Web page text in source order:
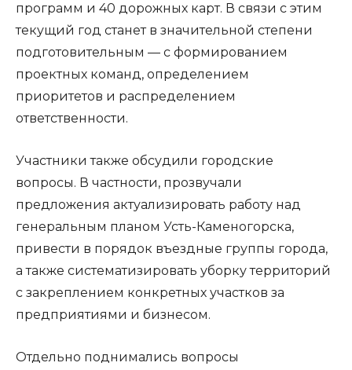
программ и 40 дорожных карт. В связи с этим
текущий год станет в значительной степени
подготовительным — с формированием
проектных команд, определением
приоритетов и распределением
ответственности.
Участники также обсудили городские
вопросы. В частности, прозвучали
предложения актуализировать работу над
генеральным планом Усть-Каменогорска,
привести в порядок въездные группы города,
а также систематизировать уборку территорий
с закреплением конкретных участков за
предприятиями и бизнесом.
Отдельно поднимались вопросы